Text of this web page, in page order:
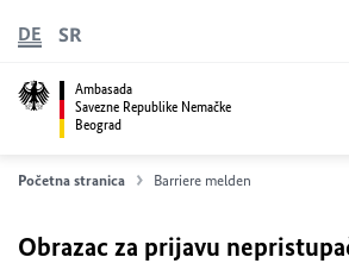
Ambasada
Savezne Republike Nemačke
Beograd
DE SR
Početna stranica Barriere melden
Obrazac za prijavu